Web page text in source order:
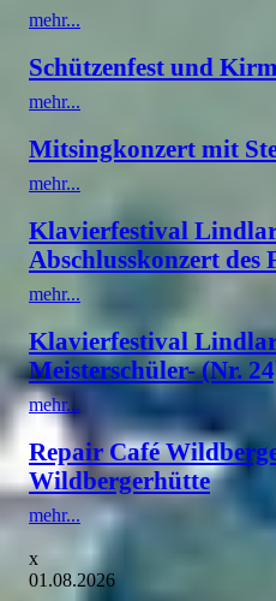
mehr...
Schützenfest und
mehr...
Mitsingkonzert mit
mehr...
Klavierfestival
Abschlusskonzert
mehr...
Klavierfestival
Meisterschüler- (Nr.
mehr...
Repair Café
Wildbergerhütte
mehr...
x
01.08.2026